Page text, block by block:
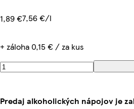
1,89 €7,56 €/l
+ záloha 0,15 € / za kus
Predaj alkoholických nápojov je